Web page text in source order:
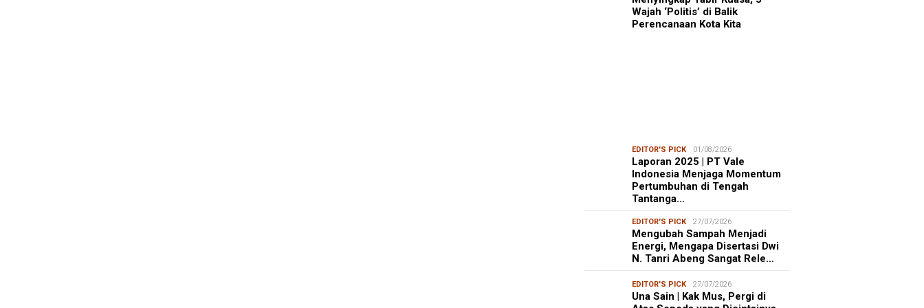
Wajah ‘Politis’ di Balik
Perencanaan Kota Kita
EDITOR'S PICK 01/08/2026
Laporan 2025 | PT Vale
Indonesia Menjaga Momentum
Pertumbuhan di Tengah
Tantanga…
EDITOR'S PICK 27/07/2026
Mengubah Sampah Menjadi
Energi, Mengapa Disertasi Dwi
N. Tanri Abeng Sangat Rele…
EDITOR'S PICK 27/07/2026
Una Sain | Kak Mus, Pergi di